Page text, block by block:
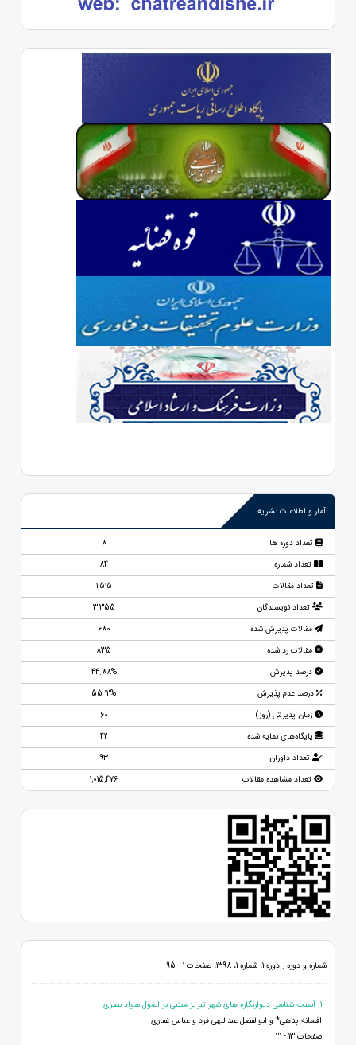
آمار و اطلاعات نشریه
تعداد دوره ها
8
تعداد شماره
84
تعداد مقالات
1,515
تعداد نویسندگان
3,355
مقالات پذیرش شده
680
مقالات رد شده
835
درصد پذیرش
44.88%
درصد عدم پذیرش
55.12%
زمان پذیرش (روز)
60
پایگاه‌های نمایه شده
42
تعداد داوران
93
تعداد مشاهده مقالات
1,015,476
شماره و دوره : دوره 1، شماره 1، 1398، صفحات 1 - 95
1. آسیب شناسی دیوارنگاره های شهر تبریز مبتنی بر اصول سواد بصری
افسانه پناهی* و ابوالفضل عبداللهی فرد و عباس غفاری
صفحات 13 - 21